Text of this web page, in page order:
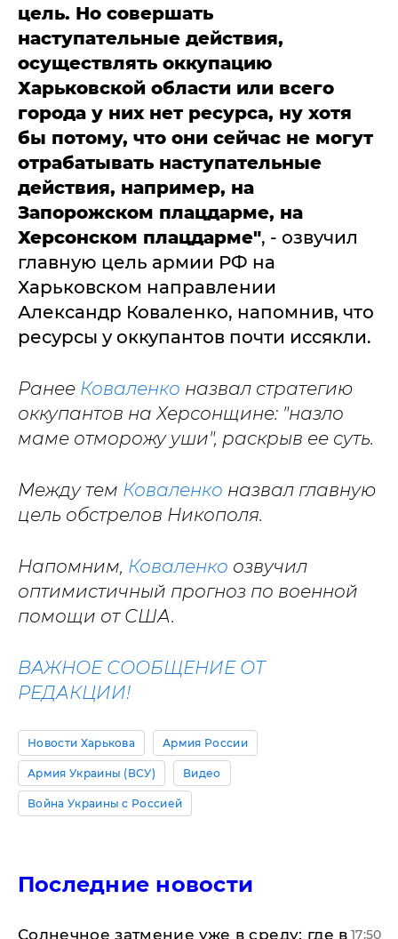
цель. Но совершать
наступательные действия,
осуществлять оккупацию
Харьковской области или всего
города у них нет ресурса, ну хотя
бы потому, что они сейчас не могут
отрабатывать наступательные
действия, например, на
Запорожском плацдарме, на
Херсонском плацдарме", - озвучил
главную цель армии РФ на
Харьковском направлении
Александр Коваленко, напомнив, что
ресурсы у оккупантов почти иссякли.
Ранее Коваленко назвал стратегию
оккупантов на Херсонщине: "назло
маме отморожу уши", раскрыв ее суть.
Между тем Коваленко назвал главную
цель обстрелов Никополя.
Напомним, Коваленко озвучил
оптимистичный прогноз по военной
помощи от США.
ВАЖНОЕ СООБЩЕНИЕ ОТ
РЕДАКЦИИ!
Новости Харькова Армия России
Армия Украины (ВСУ) Видео
Война Украины с Россией
Последние новости
​Солнечное затмение уже в среду: где в 17:50